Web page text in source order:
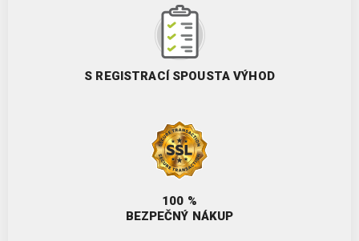
S REGISTRACÍ SPOUSTA VÝHOD
100 %
BEZPEČNÝ NÁKUP